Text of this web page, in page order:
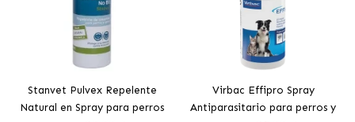
Stanvet Pulvex Repelente
Natural en Spray para perros
Virbac Effipro Spray
Antiparasitario para perros y